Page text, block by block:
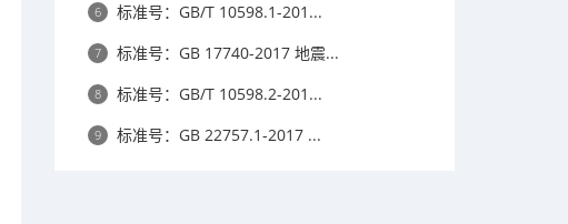
6 标准号：GB/T 10598.1-201...
7 标准号：GB 17740-2017 地震...
8 标准号：GB/T 10598.2-201...
9 标准号：GB 22757.1-2017 ...